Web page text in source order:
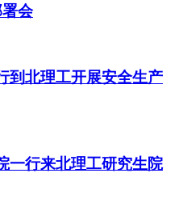
会
到北理工开展安全生产
一行来北理工研究生院